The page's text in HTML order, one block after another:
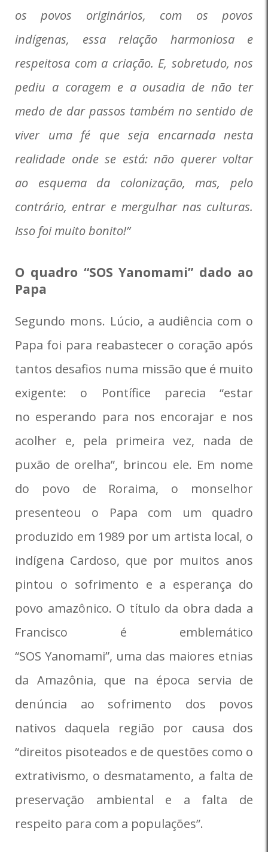
os povos originários, com os povos
indígenas, essa relação harmoniosa e
respeitosa com a criação. E, sobretudo, nos
pediu a coragem e a ousadia de não ter
medo de dar passos também no sentido de
viver uma fé que seja encarnada nesta
realidade onde se está: não querer voltar
ao esquema da colonização, mas, pelo
contrário, entrar e mergulhar nas culturas.
Isso foi muito bonito!”
O quadro “SOS Yanomami” dado ao
Papa
Segundo mons. Lúcio, a audiência com o
Papa foi para reabastecer o coração após
tantos desafios numa missão que é muito
exigente: o Pontífice parecia “estar
no esperando para nos encorajar e nos
acolher e, pela primeira vez, nada de
puxão de orelha”, brincou ele. Em nome
do povo de Roraima, o monselhor
presenteou o Papa com um quadro
produzido em 1989 por um artista local, o
indígena Cardoso, que por muitos anos
pintou o sofrimento e a esperança do
povo amazônico. O título da obra dada a
Francisco é emblemático
“SOS Yanomami”, uma das maiores etnias
da Amazônia, que na época servia de
denúncia ao sofrimento dos povos
nativos daquela região por causa dos
“direitos pisoteados e de questões como o
extrativismo, o desmatamento, a falta de
preservação ambiental e a falta de
respeito para com a populações”.